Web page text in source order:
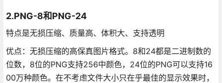
2.PNG-8和PNG-24
特点是无损压缩、质量高、体积大、支持透明
优点：无损压缩的高保真图片格式。8和24都是二进制数的
位数，8位的PNG支持256中颜色，24位的PNG可以支持16
00万种颜色。在不考虑文件大小只在乎最佳的显示效果时，